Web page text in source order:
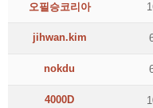
오필승코리아
jihwan.kim
nokdu
4000D